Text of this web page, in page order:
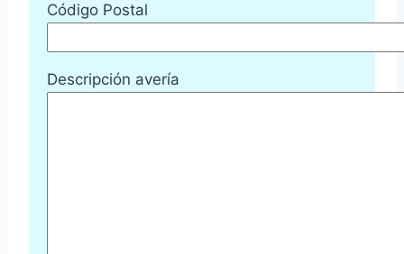
Código Postal
Descripción avería